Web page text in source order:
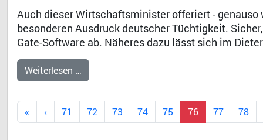
Auch dieser Wirtschaftsminister offeriert -
besonderen Ausdruck deutscher Tüchtigkeit.
Gate-Software ab. Näheres dazu lässt sich im
Weiterlesen …
71 72 73 74 75 76 77 78